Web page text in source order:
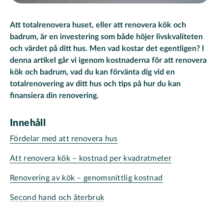
Att totalrenovera huset, eller att renovera kök och
badrum, är en investering som både höjer livskvaliteten
och värdet på ditt hus. Men vad kostar det egentligen? I
denna artikel går vi igenom kostnaderna för att renovera
kök och badrum, vad du kan förvänta dig vid en
totalrenovering av ditt hus och tips på hur du kan
finansiera din renovering.
Innehåll
Fördelar med att renovera hus
Att renovera kök – kostnad per kvadratmeter
Renovering av kök – genomsnittlig kostnad
Second hand och återbruk